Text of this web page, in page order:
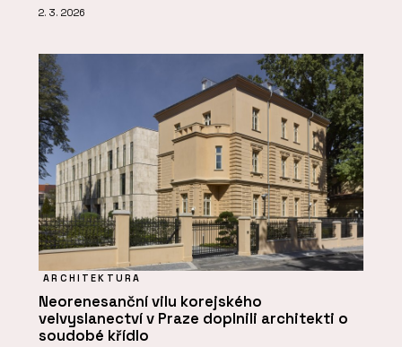
2. 3. 2026
ARCHITEKTURA
Neorenesanční vilu korejského
velvyslanectví v Praze doplnili architekti o
soudobé křídlo